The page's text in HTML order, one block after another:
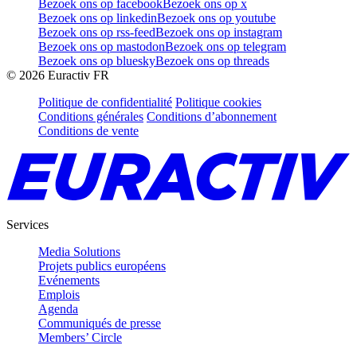
Bezoek ons op facebookBezoek ons op x
Bezoek ons op linkedinBezoek ons op youtube
Bezoek ons op rss-feedBezoek ons op instagram
Bezoek ons op mastodonBezoek ons op telegram
Bezoek ons op blueskyBezoek ons op threads
© 2026 Euractiv FR
Politique de confidentialité Politique cookies
Conditions générales Conditions d’abonnement
Conditions de vente
Services
Media Solutions
Projets publics européens
Evénements
Emplois
Agenda
Communiqués de presse
Members’ Circle